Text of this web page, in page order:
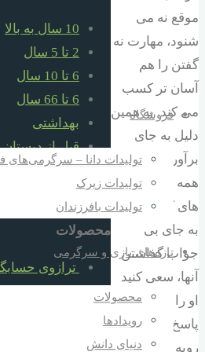
فروشگاه
تولیدات دانا –
تولیدات زیرک
تولیدات بافرزندان
تازه‌های بازی و سرگرمی
محصولات
رویدادها
دنیای دانش
موقع نه می
شنود، مهارت نه
گفتن را هم
آسان تر کسب
می کند. به همین
دلیل به جای
برآورده کردن
همه خواسته
های کودک تان
به جای بی
جواب گذاشتن
آنها، سعی کنید
او را گاهی با
پاسخ منفی تان
روبه رو کنید.
10 سال به بالا
2 تا 5 سال
6 تا 10 سال
6 تا 66 سال
بهداشتی
قبل از دبستان
کمک آموزشی
هدایا برای
محصولات
ترازوی